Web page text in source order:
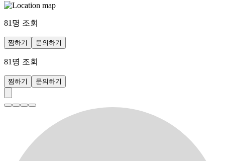
81 명 조회
찜하기 문의하기
81 명 조회
찜하기 문의하기